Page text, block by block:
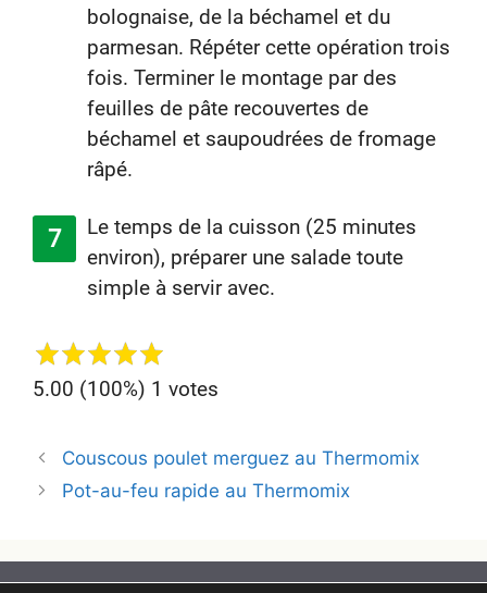
bolognaise, de la béchamel et du
parmesan. Répéter cette opération trois
fois. Terminer le montage par des
feuilles de pâte recouvertes de
béchamel et saupoudrées de fromage
râpé.
Le temps de la cuisson (25 minutes
environ), préparer une salade toute
simple à servir avec.
5.00 (100%) 1 votes
Navegación
de
Couscous poulet merguez au Thermomix
Pot-au-feu rapide au Thermomix